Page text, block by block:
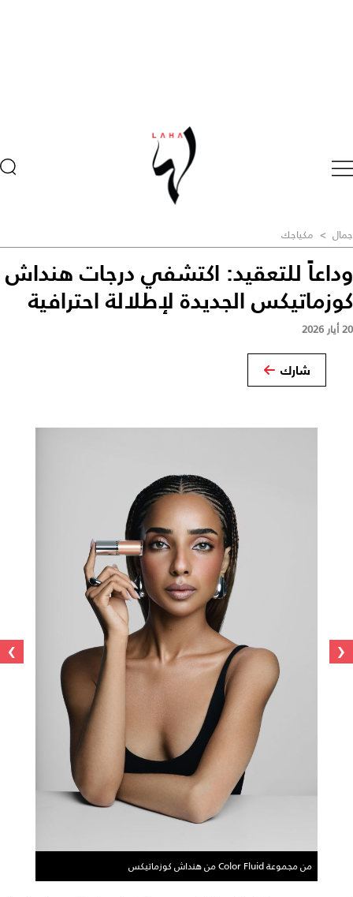
جمال > مكياجك
وداعاً للتعقيد: اكتشفي درجات هنداش
كوزماتيكس الجديدة لإطلالة احترافية
20 أيار 2026
شارك
من مجموعة Color Fluid من هنداش كوزماتيكس
‹
›